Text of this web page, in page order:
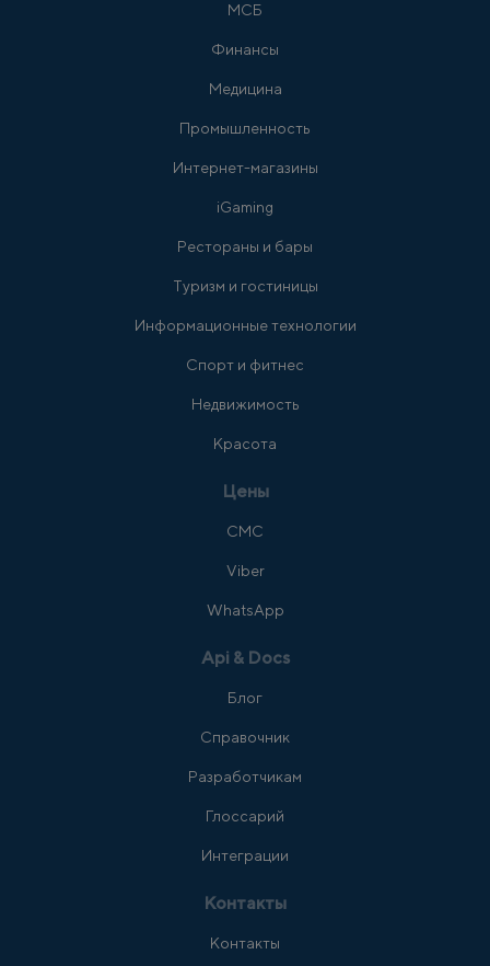
МСБ
Финансы
Медицина
Промышленность
Интернет-магазины
iGaming
Рестораны и бары
Туризм и гостиницы
Информационные технологии
Спорт и фитнес
Недвижимость
Красота
Цены
СМС
Viber
WhatsApp
Api & Docs
Блог
Справочник
Разработчикам
Глоссарий
Интеграции
Контакты
Контакты